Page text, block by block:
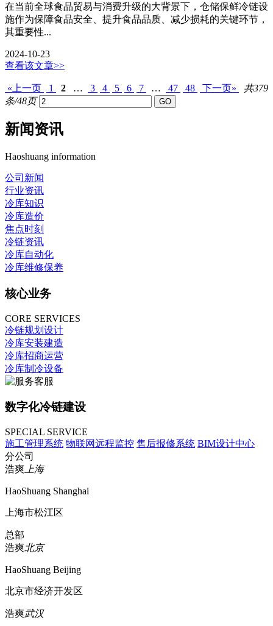
在当前全球食品贸易与消费升级的大背景下，仓储保鲜冷链设
施作为保障食品安全、提升食品品质、减少损耗的关键环节，
其重要性...
2024-10-23
查看该文章>>
«上一页 1 2 … 3 4 5 6 7 … 47 48 下一页»
共379
条/48页
新闻资讯
Haoshuang information
公司新闻
行业资讯
冷库知识
冷库造价
焦点时刻
冷链资讯
冷库自动化
冷库维修保养
核心业务
CORE SERVICES
冷链规划设计
冷库安装建造
冷库招商运营
冷库制冷设备
数字化冷链建设
SPECIAL SERVICE
施工管理系统 物联网远程监控 售后报修系统 BIM设计中心
分公司
浩爽 上海
HaoShuang Shanghai
上海市松江区
总部
浩爽北京
HaoShuang Beijing
北京市经济开发区
浩爽武汉